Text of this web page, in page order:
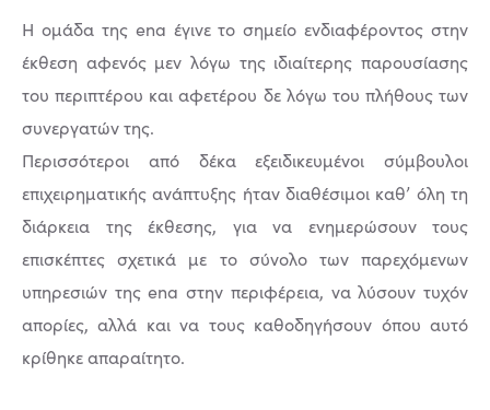
Η ομάδα της ena έγινε το σημείο ενδιαφέροντος στην
έκθεση αφενός μεν λόγω της ιδιαίτερης παρουσίασης
του περιπτέρου και αφετέρου δε λόγω του πλήθους των
συνεργατών της.
Περισσότεροι από δέκα εξειδικευμένοι σύμβουλοι
επιχειρηματικής ανάπτυξης ήταν διαθέσιμοι καθ’ όλη τη
διάρκεια της έκθεσης, για να ενημερώσουν τους
επισκέπτες σχετικά με το σύνολο των παρεχόμενων
υπηρεσιών της ena στην περιφέρεια, να λύσουν τυχόν
απορίες, αλλά και να τους καθοδηγήσουν όπου αυτό
κρίθηκε απαραίτητο.